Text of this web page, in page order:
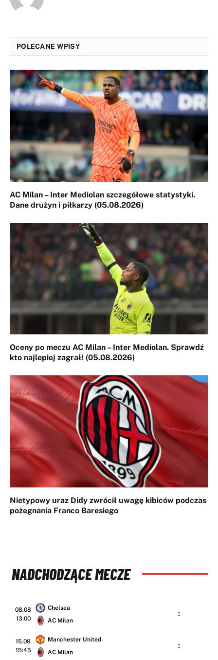
POLECANE WPISY
AC Milan – Inter Mediolan szczegółowe statystyki.
Dane drużyn i piłkarzy (05.08.2026)
Oceny po meczu AC Milan – Inter Mediolan. Sprawdź
kto najlepiej zagrał! (05.08.2026)
Nietypowy uraz Didy zwrócił uwagę kibiców podczas
pożegnania Franco Baresiego
NADCHODZĄCE MECZE
08.08
13:00
Chelsea
AC Milan
:
15.08
15:45
Manchester United
AC Milan
: